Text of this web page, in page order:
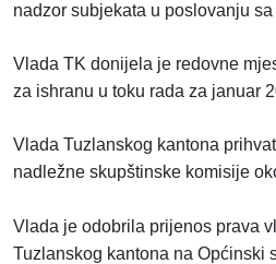
nadzor subjekata u poslovanju
Vlada TK donijela je redovne
za ishranu u toku rada za januar
Vlada Tuzlanskog kantona
nadležne skupštinske komisije
Vlada je odobrila prijenos prava
Tuzlanskog kantona na Općinski